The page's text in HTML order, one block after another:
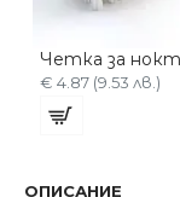
Четка за
€ 4.87 (9.53 лв.)
ОПИСАНИЕ